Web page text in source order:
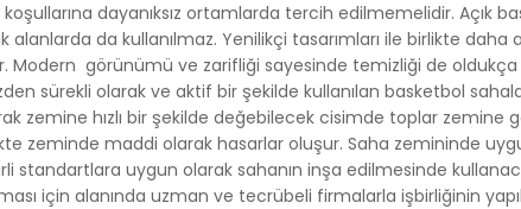
dayanıksız ortamlarda tercih edilmemelidir. Açık
alanlarda da kullanılmaz. Yenilikçi tasarımları ile birlikte daha
Modern görünümü ve zarifliği sayesinde temizliği de oldukça
sürekli olarak ve aktif bir şekilde kullanılan basketbol
zemine hızlı bir şekilde değebilecek cisimde toplar zemine
zeminde maddi olarak hasarlar oluşur. Saha zemininde
standartlara uygun olarak sahanın inşa edilmesinde
için alanında uzman ve tecrübeli firmalarla işbirliğinin